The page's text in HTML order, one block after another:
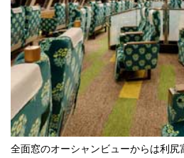
全面窓のオーシャンビューからは利尻